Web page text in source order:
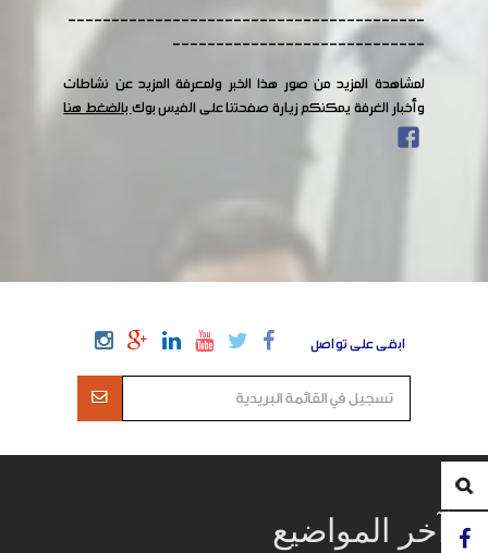
-----------------------------------------
-----------------------------
لمشاهدة المزيد من صور هذا الخبر ولمعرفة المزيد عن نشاطات
وأخبار الغرفة يمكنكم زيارة صفحتنا على الفيس بوكبالضغط هنا
ابقى على تواصل
آخر المواضيع